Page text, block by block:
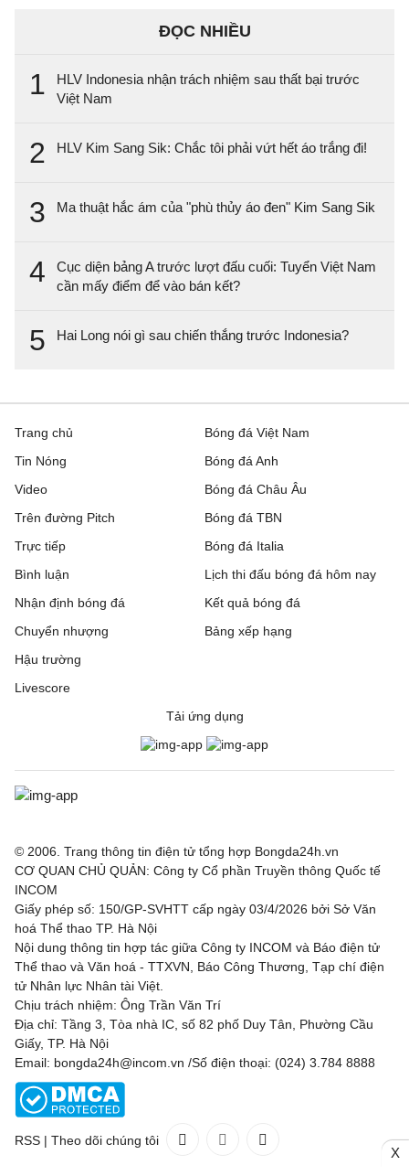
ĐỌC NHIỀU
1
HLV Indonesia nhận trách nhiệm sau thất bại trước
Việt Nam
2 HLV Kim Sang Sik: Chắc tôi phải vứt hết áo trắng đi!
3 Ma thuật hắc ám của "phù thủy áo đen" Kim Sang Sik
4
Cục diện bảng A trước lượt đấu cuối: Tuyển Việt Nam
cần mấy điểm để vào bán kết?
5 Hai Long nói gì sau chiến thắng trước Indonesia?
Trang chủ
Tin Nóng
Video
Trên đường Pitch
Trực tiếp
Bóng đá Việt Nam
Bóng đá Anh
Bóng đá Châu Âu
Bóng đá TBN
Bóng đá Italia
Bình luận
Nhận định bóng đá
Chuyển nhượng
Hậu trường
Livescore
Lịch thi đấu bóng đá hôm nay
Kết quả bóng đá
Bảng xếp hạng
Tải ứng dụng
© 2006. Trang thông tin điện tử tổng hợp Bongda24h.vn
CƠ QUAN CHỦ QUẢN: Công ty Cổ phần Truyền thông Quốc tế
INCOM
Giấy phép số: 150/GP-SVHTT cấp ngày 03/4/2026 bởi Sở Văn
hoá Thể thao TP. Hà Nội
Nội dung thông tin hợp tác giữa Công ty INCOM và Báo điện tử
Thể thao và Văn hoá - TTXVN, Báo Công Thương, Tạp chí điện
tử Nhân lực Nhân tài Việt.
Chịu trách nhiệm: Ông Trần Văn Trí
Địa chỉ: Tầng 3, Tòa nhà IC, số 82 phố Duy Tân, Phường Cầu
Giấy, TP. Hà Nội
Email: bongda24h@incom.vn /Số điện thoại: (024) 3.784 8888
RSS | Theo dõi chúng tôi
X